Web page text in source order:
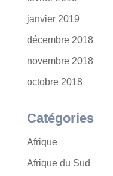
janvier 2019
décembre 2018
novembre 2018
octobre 2018
Catégories
Afrique
Afrique du Sud